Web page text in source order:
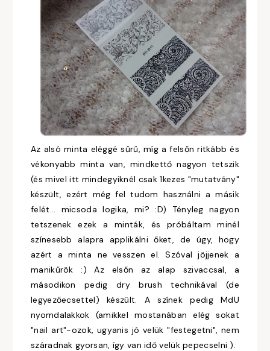
Az alsó minta eléggé sűrű, míg a felsőn ritkább és
vékonyabb minta van, mindkettő nagyon tetszik
(és mivel itt mindegyiknél csak 1kezes "mutatvány"
készült, ezért még fel tudom használni a másik
felét... micsoda logika, mi? :D) Tényleg nagyon
tetszenek ezek a minták, és próbáltam minél
színesebb alapra applikálni őket, de úgy, hogy
azért a minta ne vesszen el. Szóval jöjjenek a
manikűrök :) Az elsőn az alap szivaccsal, a
másodikon pedig dry brush technikával (de
legyezőecsettel) készült. A színek pedig MdU
nyomdalakkok (amikkel mostanában elég sokat
"nail art"-ozok, ugyanis jó velük "festegetni", nem
száradnak gyorsan, így van idő velük pepecselni ).